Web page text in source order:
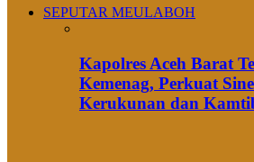
SEPUTAR MEULABOH
Kapolres Aceh Barat
Kemenag, Perkuat
Kerukunan dan